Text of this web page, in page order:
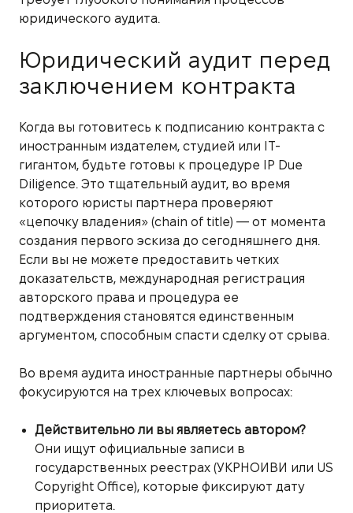
юридического аудита.
Юридический аудит перед
заключением контракта
Когда вы готовитесь к подписанию контракта с
иностранным издателем, студией или IT-
гигантом, будьте готовы к процедуре IP Due
Diligence. Это тщательный аудит, во время
которого юристы партнера проверяют
«цепочку владения» (chain of title) — от момента
создания первого эскиза до сегодняшнего дня.
Если вы не можете предоставить четких
доказательств, международная регистрация
авторского права и процедура ее
подтверждения становятся единственным
аргументом, способным спасти сделку от срыва.
Во время аудита иностранные партнеры обычно
фокусируются на трех ключевых вопросах:
Действительно ли вы являетесь автором?
Они ищут официальные записи в
государственных реестрах (УКРНОИВИ или US
Copyright Office), которые фиксируют дату
приоритета.